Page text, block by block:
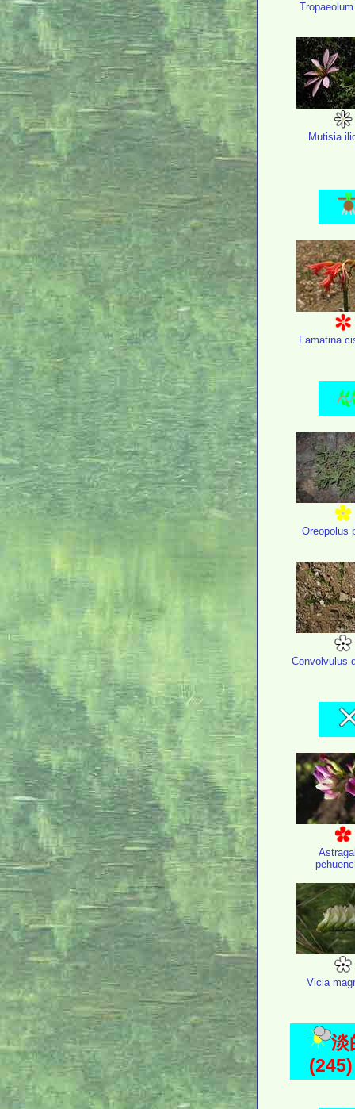
Mutisia
Famatina
Oreopolus
Convolvulus
Vicia
淡
(245)